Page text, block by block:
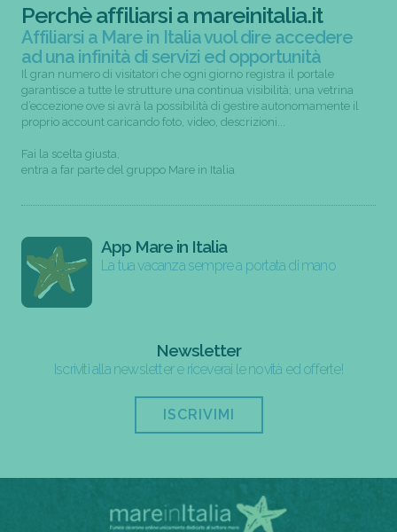
Perchè affiliarsi a mareinitalia.it
Affiliarsi a Mare in Italia vuol dire accedere
ad una infinità di servizi ed opportunità
Il gran numero di visitatori che ogni giorno registra il portale
garantisce a tutte le strutture una continua visibilità; una vetrina
d’eccezione ove si avrà la possibilità di gestire autonomamente il
proprio account caricando foto, video, descrizioni...
Fai la scelta giusta,
entra a far parte del gruppo Mare in Italia
App Mare in Italia
La tua vacanza sempre a portata di mano
Newsletter
Iscriviti alla newsletter e riceverai le novità ed offerte!
ISCRIVIMI